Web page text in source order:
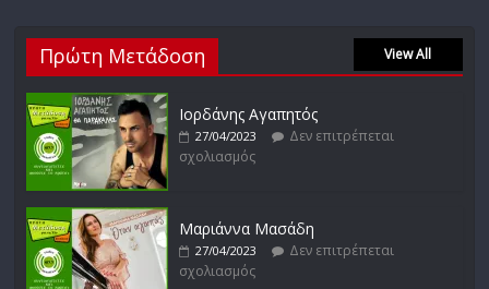
27/01/2023
σχολιασμός
Απόστολος Ρίζος
σχολιασμός
Πρώτη Μετάδοση View All
Ιορδάνης Αγαπητός
27/04/2023
Δεν επιτρέπεται
σχολιασμός
Μαριάννα Μασάδη
27/04/2023
Δεν επιτρέπεται
σχολιασμός